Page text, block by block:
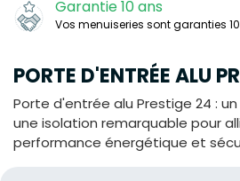
Garantie 10 ans
Vos menuiseries sont garanties
PORTE D'ENTRÉE ALU
Porte d'entrée alu Prestige 24 :
une isolation remarquable pour
performance énergétique et